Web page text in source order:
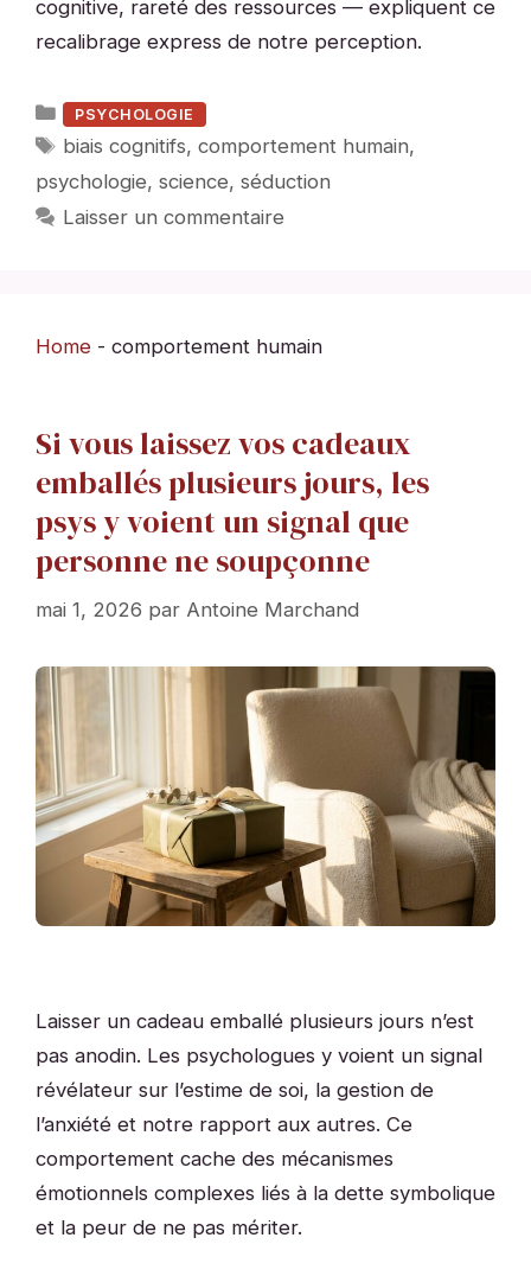
cognitive, rareté des ressources — expliquent ce
recalibrage express de notre perception.
Catégories
PSYCHOLOGIE
Étiquettes
biais cognitifs,comportement humain,
psychologie, science, séduction
Laisser un commentaire
Home - comportement humain
Si vous laissez vos cadeaux
emballés plusieurs jours, les
psys y voient un signal que
personne ne soupçonne
mai 1, 2026 par Antoine Marchand
Laisser un cadeau emballé plusieurs jours n’est
pas anodin. Les psychologues y voient un signal
révélateur sur l’estime de soi, la gestion de
l’anxiété et notre rapport aux autres. Ce
comportement cache des mécanismes
émotionnels complexes liés à la dette symbolique
et la peur de ne pas mériter.